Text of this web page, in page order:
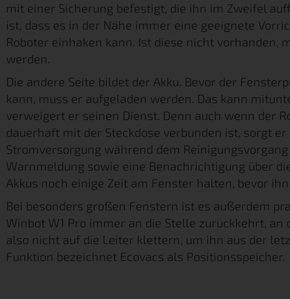
mit einer Sicherung befestigt, die ihn im Zweifel
ist, dass es in der Nähe immer eine geeignete
Roboter einhaken kann. Ist diese nicht vorhanden,
werden.
Die andere Seite bildet der Akku. Bevor der
kann, muss er aufgeladen werden. Das kann
verweigert er seinen Dienst. Denn auch wenn der
dauerhaft mit der Steckdose verbunden ist, sorgt
Stromversorgung während dem
Warnmeldung sowie eine Benachrichtigung über
Akkus noch einige Zeit am Fenster halten, bevor
Bei besonders großen Fenstern ist es außerdem
Winbot W1 Pro immer an die Stelle zurückkehrt,
also nicht auf die Leiter klettern, um ihn aus der
Funktion bezeichnet Ecovacs als Positionsspeicher.